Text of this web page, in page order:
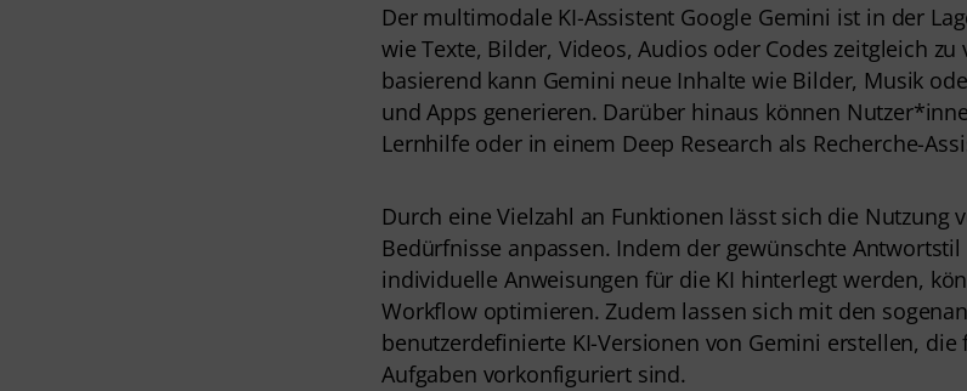
Der multimodale KI-Assistent Google Gemini ist in der
wie Texte, Bilder, Videos, Audios oder Codes zeitgleich
basierend kann Gemini neue Inhalte wie Bilder, Musik
und Apps generieren. Darüber hinaus können
Lernhilfe oder in einem Deep Research als Recherche-
Durch eine Vielzahl an Funktionen lässt sich die Nutzung
Bedürfnisse anpassen. Indem der gewünschte
individuelle Anweisungen für die KI hinterlegt werden,
Workflow optimieren. Zudem lassen sich mit den
benutzerdefinierte KI-Versionen von Gemini erstellen, die
Aufgaben vorkonfiguriert sind.